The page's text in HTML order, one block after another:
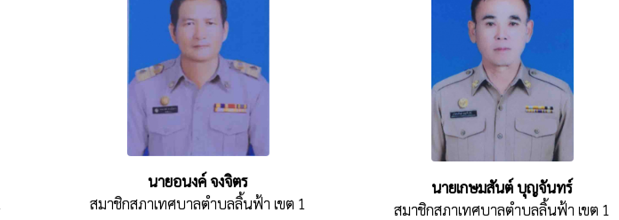
นายอนงค์ จงจิตร
สมาชิกสภาเทศบาลตำบลลิ้นฟ้า เขต 1
นายเกษมสันต์ บุญจันทร์
สมาชิกสภาเทศบาลตำบลลิ้นฟ้า เขต 1